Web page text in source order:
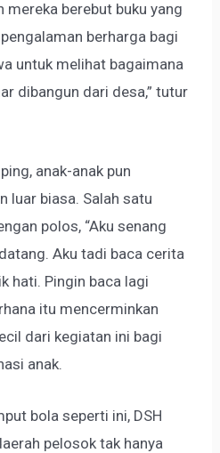
mereka berebut buku yang
berharga bagi
untuk melihat bagaimana
dibangun dari desa,” tutur
anak-anak pun
luar biasa. Salah satu
polos, “Aku senang
Aku tadi baca cerita
hati. Pingin baca lagi
itu mencerminkan
dari kegiatan ini bagi
anak.
bola seperti ini, DSH
pelosok tak hanya